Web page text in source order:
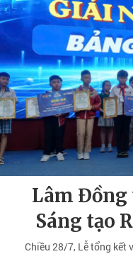
Lâm Đồng
Sáng tạo
Chiều 28/7, Lễ tổng kết